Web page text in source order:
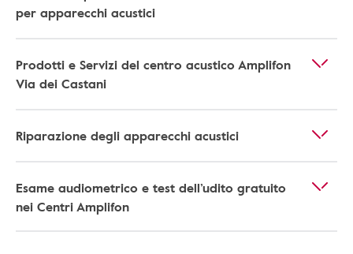
per apparecchi acustici
Prodotti e Servizi del centro acustico Amplifon
Via dei Castani
Riparazione degli apparecchi acustici
Esame audiometrico e test dell’udito gratuito
nei Centri Amplifon